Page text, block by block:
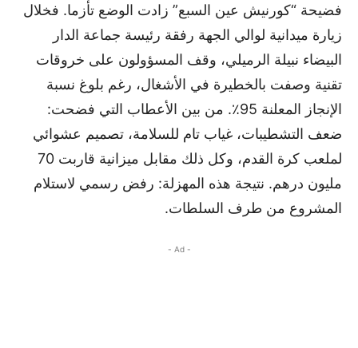
فضيحة “كورنيش عين السبع” زادت الوضع تأزما. فخلال
زيارة ميدانية لوالي الجهة رفقة رئيسة جماعة الدار
البيضاء نبيلة الرميلي، وقف المسؤولون على خروقات
تقنية وصفت بالخطيرة في الأشغال، رغم بلوغ نسبة
الإنجاز المعلنة 95٪. من بين الأعطاب التي فضحت:
ضعف التشطيبات، غياب تام للسلامة، تصميم عشوائي
لملعب كرة القدم، وكل ذلك مقابل ميزانية قاربت 70
مليون درهم. نتيجة هذه المهزلة: رفض رسمي لاستلام
المشروع من طرف السلطات.
- Ad -